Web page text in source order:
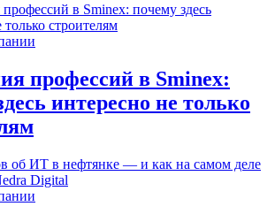
профессий в Sminex:
интересно не только